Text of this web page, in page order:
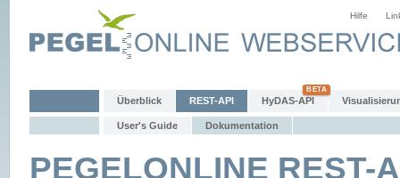
Hilfe
Überblick REST-API HyDAS-API
User's Guide Dokumentation
PEGELONLINE